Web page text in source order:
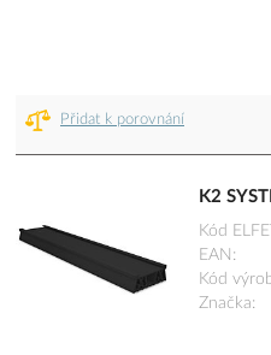
Přidat k porovnání
K2
Kód
EAN
Kód
Značka